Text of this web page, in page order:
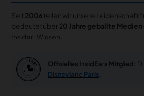
Seit 2006teilen wir unsere Leidenschaft
bedeutet über 20 Jahre geballte
Insider-Wissen.
Offizielles InsidEars Mitglied:
Disneyland Paris